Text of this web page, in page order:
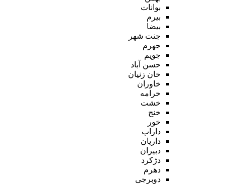
بوانات
بیرم
بیضا
جنت شهر
جهرم
جویم
حسن آباد
خان زنیان
خاوران
خرامه
خشت
خنج
خور
داراب
داریان
دبیران
دژکرد
دهرم
دوبرجی